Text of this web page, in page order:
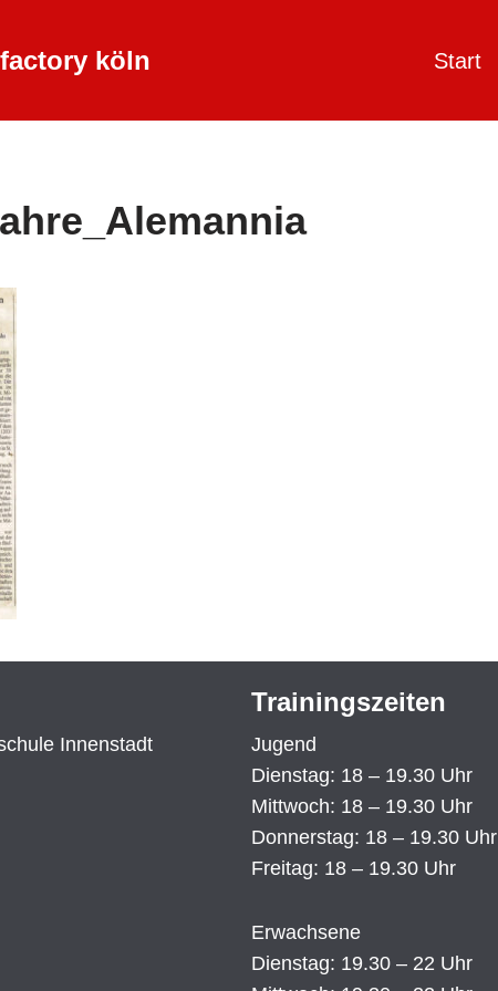
köln Start
Innenstadt
Trainingszeiten
Jugend
Dienstag: 18 – 19.30 Uhr
Mittwoch: 18 – 19.30 Uhr
Donnerstag: 18 – 19.30 Uhr
Freitag: 18 – 19.30 Uhr
Erwachsene
Dienstag: 19.30 – 22 Uhr